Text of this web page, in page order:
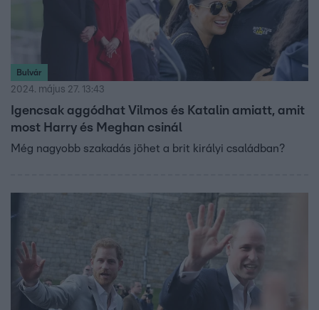
Bulvár
2024. május 27. 13:43
Igencsak aggódhat Vilmos és Katalin amiatt, amit
most Harry és Meghan csinál
Még nagyobb szakadás jöhet a brit királyi családban?